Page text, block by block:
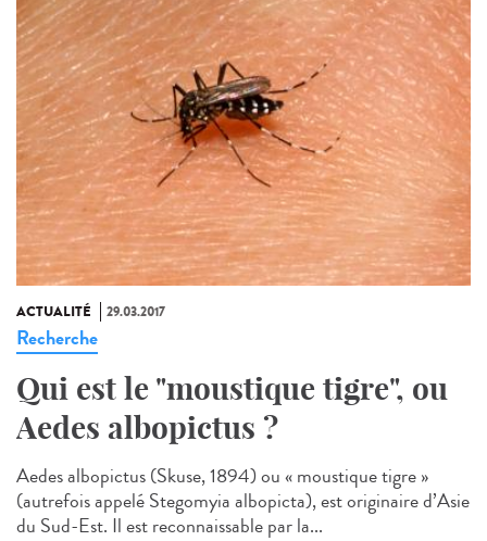
ACTUALITÉ 29.03.2017
Recherche
Qui est le "moustique tigre", ou
Aedes albopictus ?
Aedes albopictus (Skuse, 1894) ou « moustique tigre »
(autrefois appelé Stegomyia albopicta), est originaire d’Asie
du Sud-Est. Il est reconnaissable par la...